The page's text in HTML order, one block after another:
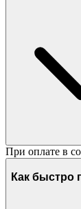
При оплате в
Как быстро